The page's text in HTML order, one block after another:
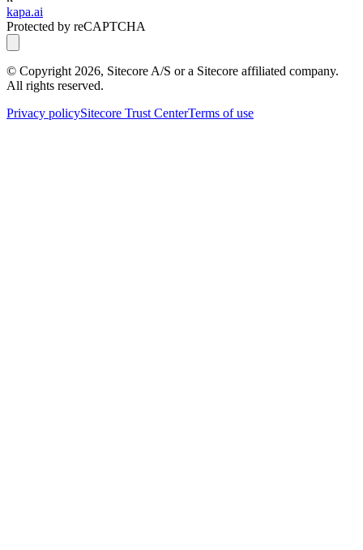
kapa.ai
Protected by reCAPTCHA
© Copyright 2026, Sitecore A/S or a Sitecore affiliated company.
All rights reserved.
Privacy policySitecore Trust CenterTerms of use